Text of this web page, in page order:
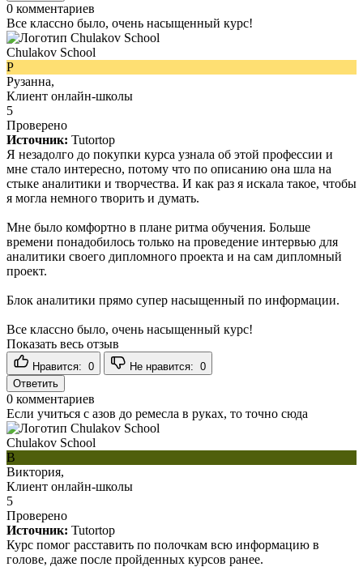
0 комментариев
Все классно было, очень насыщенный курс!
Chulakov School
Р
Рузанна,
Клиент онлайн-школы
5
Проверено
Источник: Tutortop
Я незадолго до покупки курса узнала об этой профессии и
мне стало интересно, потому что по описанию она шла на
стыке аналитики и творчества. И как раз я искала такое, чтобы
я могла немного творить и думать.
Мне было комфортно в плане ритма обучения. Больше
времени понадобилось только на проведение интервью для
аналитики своего дипломного проекта и на сам дипломный
проект.
Блок аналитики прямо супер насыщенный по информации.
Все классно было, очень насыщенный курс!
Показать весь отзыв
Нравится: 0 Не нравится: 0
Ответить
0 комментариев
Если учиться с азов до ремесла в руках, то точно сюда
Chulakov School
В
Виктория,
Клиент онлайн-школы
5
Проверено
Источник: Tutortop
Курс помог расставить по полочкам всю информацию в
голове, даже после пройденных курсов ранее.